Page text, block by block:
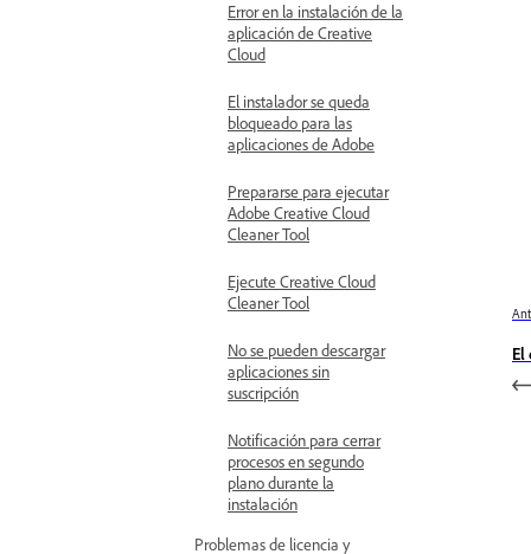
Error en la instalación de la
aplicación de Creative
Cloud
El instalador se queda
bloqueado para las
aplicaciones de Adobe
Prepararse para ejecutar
Adobe Creative Cloud
Cleaner Tool
Ejecute Creative Cloud
Cleaner Tool
No se pueden descargar
aplicaciones sin
suscripción
Notificación para cerrar
procesos en segundo
plano durante la
instalación
Problemas de licencia y
El